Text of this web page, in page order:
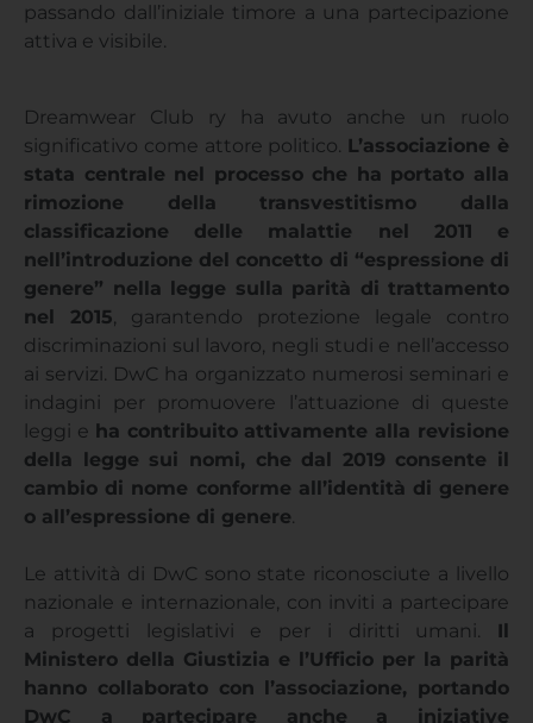
passando dall’iniziale timore a una partecipazione
attiva e visibile.
Dreamwear Club ry ha avuto anche un ruolo
significativo come attore politico. L’associazione è
stata centrale nel processo che ha portato alla
rimozione della transvestitismo dalla
classificazione delle malattie nel 2011 e
nell’introduzione del concetto di “espressione di
genere” nella legge sulla parità di trattamento
nel 2015, garantendo protezione legale contro
discriminazioni sul lavoro, negli studi e nell’accesso
ai servizi. DwC ha organizzato numerosi seminari e
indagini per promuovere l’attuazione di queste
leggi e ha contribuito attivamente alla revisione
della legge sui nomi, che dal 2019 consente il
cambio di nome conforme all’identità di genere
o all’espressione di genere.
Le attività di DwC sono state riconosciute a livello
nazionale e internazionale, con inviti a partecipare
a progetti legislativi e per i diritti umani.
Il
Ministero della Giustizia e l’Ufficio per la parità
hanno collaborato con l’associazione, portando
DwC a partecipare anche a iniziative